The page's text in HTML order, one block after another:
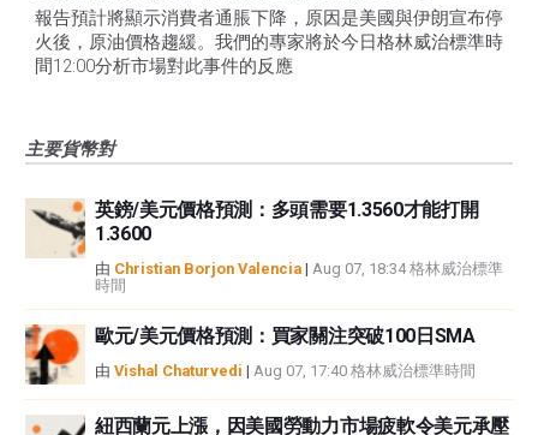
報告預計將顯示消費者通脹下降，原因是美國與伊朗宣布停
火後，原油價格趨緩。我們的專家將於今日格林威治標準時
間12:00分析市場對此事件的反應
主要貨幣對
英鎊/美元價格預測：多頭需要1.3560才能打開
1.3600
由 Christian Borjon Valencia | Aug 07, 18:34 格林威治標準
時間
歐元/美元價格預測：買家關注突破100日SMA
由 Vishal Chaturvedi | Aug 07, 17:40 格林威治標準時間
紐西蘭元上漲，因美國勞動力市場疲軟令美元承壓